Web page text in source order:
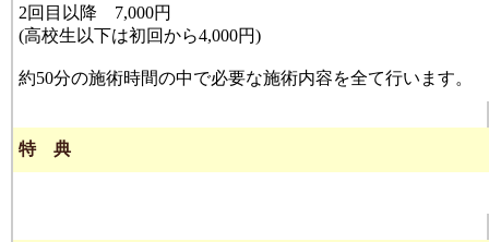
2回目以降 7,000円
(高校生以下は初回から4,000円)
約50分の施術時間の中で必要な施術内容を全て行います。
特 典